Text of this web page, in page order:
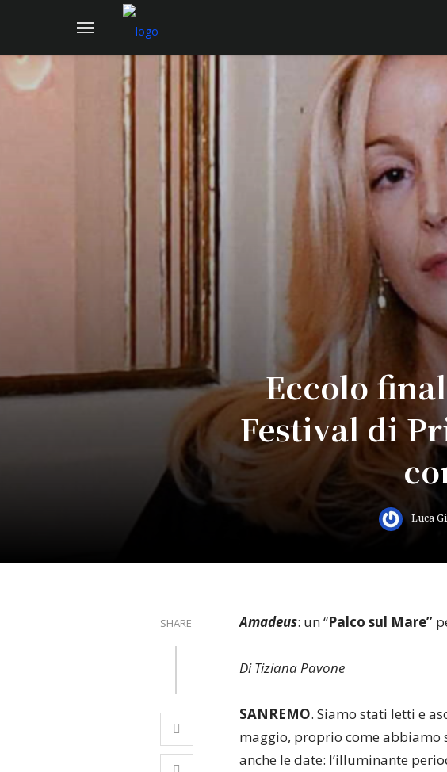
Eccolo
Festival di
Luca
SHARE Amadeus: un “Palco sul Mare”
Di Tiziana Pavone
SANREMO. Siamo stati letti e
maggio, proprio come abbiamo
anche le date: l’illuminante